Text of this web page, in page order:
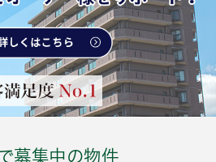
募集中の物件